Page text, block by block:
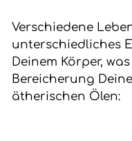
Verschiedene
unterschiedliches
Deinem Körper,
Bereicherung
ätherischen Ölen: